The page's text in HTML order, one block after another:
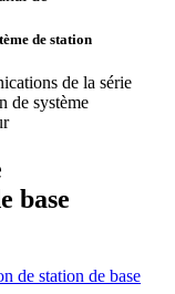
de station
de la série
de système
base